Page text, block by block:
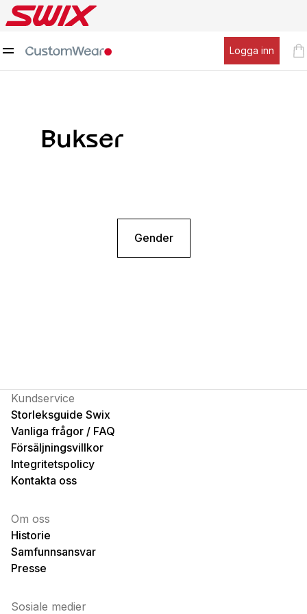
Logga inn
Bukser
Gender
Kundservice
Storleksguide Swix
Vanliga frågor / FAQ
Försäljningsvillkor
Integritetspolicy
Kontakta oss
Om oss
Historie
Samfunnsansvar
Presse
Sosiale medier